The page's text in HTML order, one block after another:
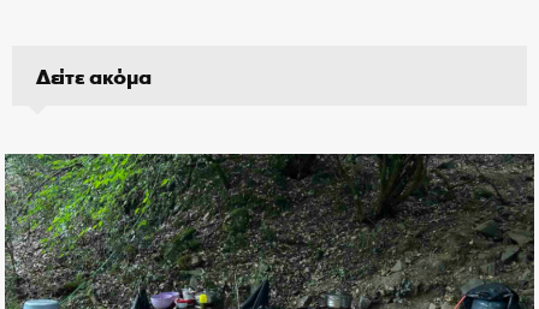
Δείτε ακόμα